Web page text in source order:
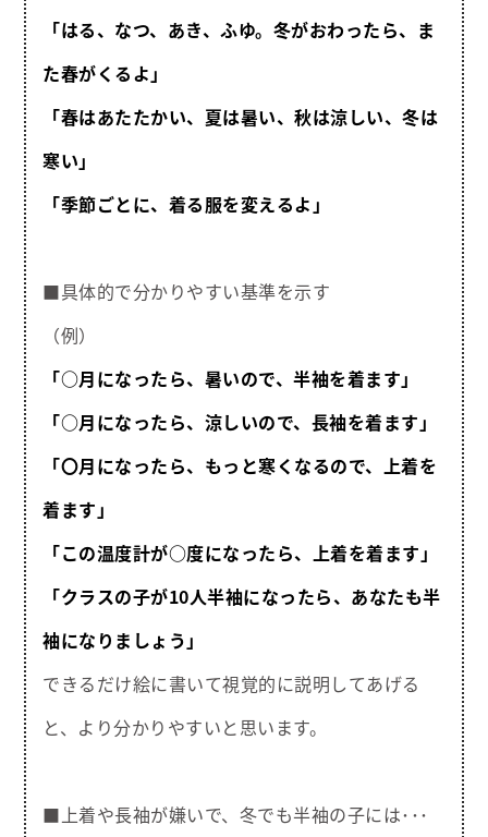
「はる、なつ、あき、ふゆ。冬がおわったら、ま
た春がくるよ」
「春はあたたかい、夏は暑い、秋は涼しい、冬は
寒い」
「季節ごとに、着る服を変えるよ」
■具体的で分かりやすい基準を示す
（例）
「○月になったら、暑いので、半袖を着ます」
「○月になったら、涼しいので、長袖を着ます」
「〇月になったら、もっと寒くなるので、上着を
着ます」
「この温度計が○度になったら、上着を着ます」
「クラスの子が10人半袖になったら、あなたも半
袖になりましょう」
できるだけ絵に書いて視覚的に説明してあげる
と、より分かりやすいと思います。
■上着や長袖が嫌いで、冬でも半袖の子には･･･